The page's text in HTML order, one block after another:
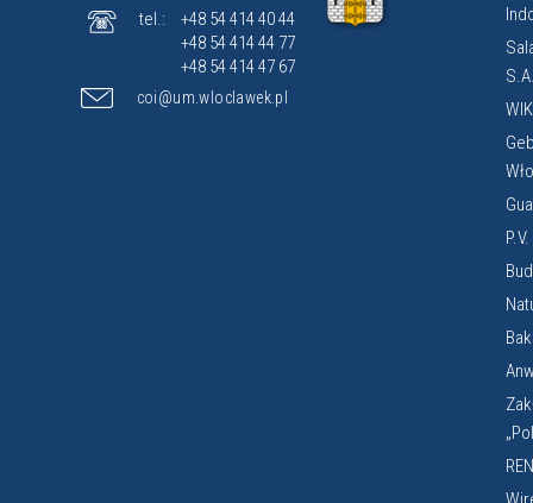
tel.:
+48 54 414 40 44
+48 54 414 44 77
+48 54 414 47 67
coi@um.wloclawek.pl
S.A.